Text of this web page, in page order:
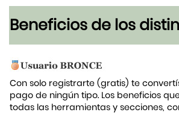
Beneficios de los
Con solo registrarte (gratis) te
pago de ningún tipo. Los beneficios
todas las herramientas y secciones,